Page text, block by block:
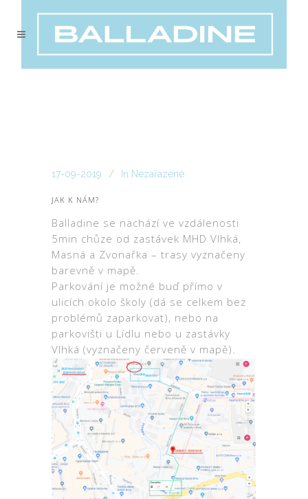
17-09-2019 In Nezařazené
JAK K NÁM?
Balladine se nachází ve vzdálenosti
5min chůze od zastávek MHD Vlhká,
Masná a Zvonařka – trasy vyznačeny
barevně v mapě.
Parkování je možné buď přímo v
ulicích okolo školy (dá se celkem bez
problémů zaparkovat), nebo na
parkovišti u Lídlu nebo u zastávky
Vlhká (vyznačeny červeně v mapě).